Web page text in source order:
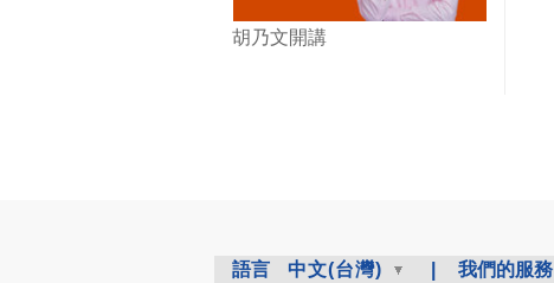
胡乃文開講
語言 中文(台灣) 我們的服務